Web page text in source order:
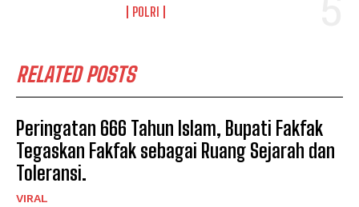
POLRI
RELATED POSTS
Peringatan 666 Tahun Islam, Bupati Fakfak
Tegaskan Fakfak sebagai Ruang Sejarah dan
Toleransi.
VIRAL